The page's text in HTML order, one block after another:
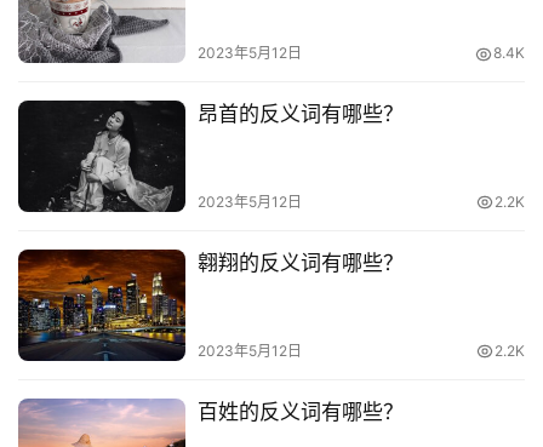
2023年5月12日 8.4K
昂首的反义词有哪些？
2023年5月12日 2.2K
翱翔的反义词有哪些？
2023年5月12日 2.2K
百姓的反义词有哪些？